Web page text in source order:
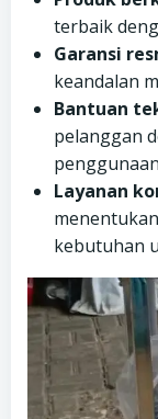
terbaik
Garansi
keandalan
Bantuan
pelanggan
Layanan
kebutuhan